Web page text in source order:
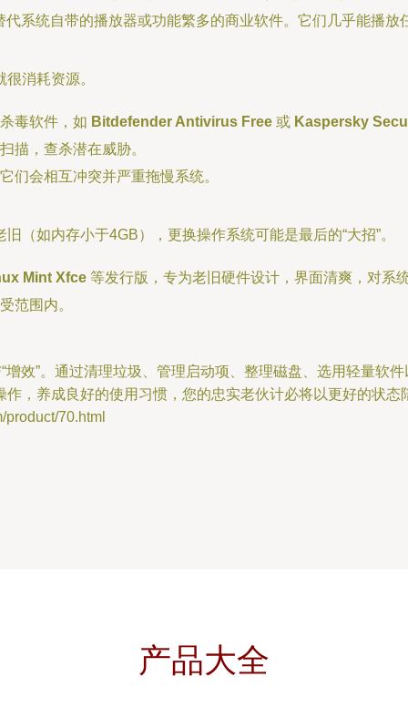
代系统自带的播放器或功能繁多的商业软件。它们几乎能播放
消耗资源。
毒软件，如 Bitdefender Antivirus Free 或 Kaspersky
描，查杀潜在威胁。
们会相互冲突并严重拖慢系统。
（如内存小于4GB），更换操作系统可能是最后的“大招”。
Mint Xfce 等发行版，专为老旧硬件设计，界面清爽，对系
范围内。
增效”。通过清理垃圾、管理启动项、整理磁盘、选用轻量软
，养成良好的使用习惯，您的忠实老伙计必将以更好的状态
70.html
产品大全